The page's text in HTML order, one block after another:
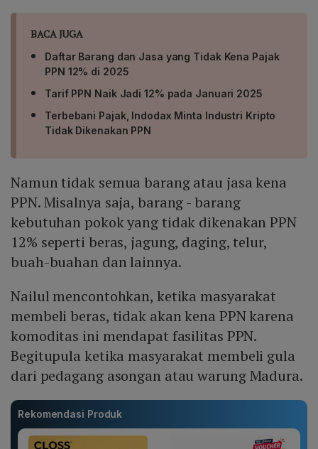
BACA JUGA
Daftar Barang dan Jasa yang Tidak Kena Pajak
PPN 12% di 2025
Tarif PPN Naik Jadi 12% pada Januari 2025
Terbebani Pajak, Indodax Minta Industri Kripto
Tidak Dikenakan PPN
Namun tidak semua barang atau jasa kena
PPN. Misalnya saja, barang - barang
kebutuhan pokok yang tidak dikenakan PPN
12% seperti beras, jagung, daging, telur,
buah-buahan dan lainnya.
Nailul mencontohkan, ketika masyarakat
membeli beras, tidak akan kena PPN karena
komoditas ini mendapat fasilitas PPN.
Begitupula ketika masyarakat membeli gula
dari pedagang asongan atau warung Madura.
Rekomendasi Produk